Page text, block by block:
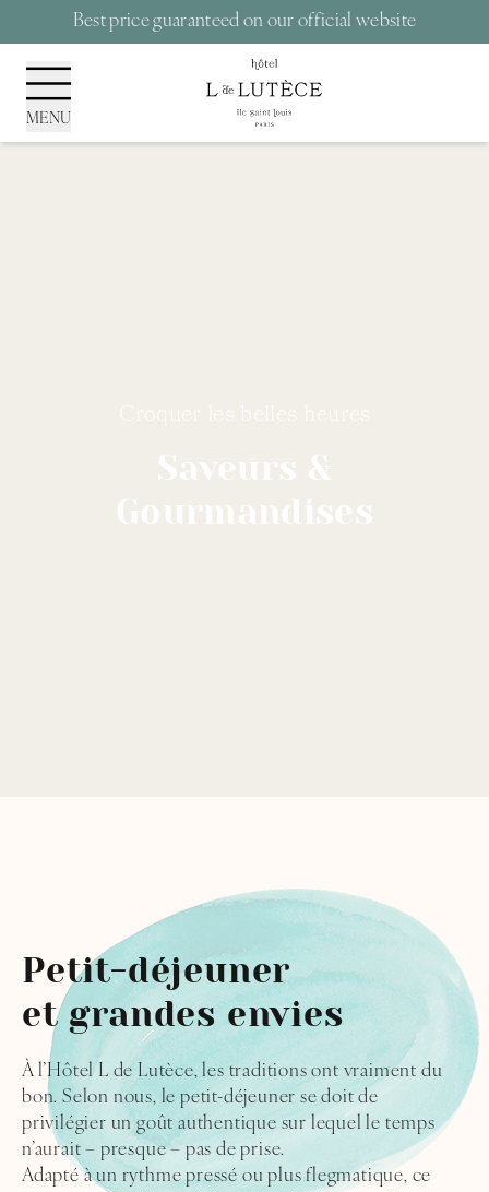
Best price guaranteed on our official website
MENU
Petit-déjeuner
et grandes envies
À l’Hôtel L de Lutèce, les traditions ont vraiment du
bon. Selon nous, le petit-déjeuner se doit de
privilégier un goût authentique sur lequel le temps
n’aurait – presque – pas de prise.
Adapté à un rythme pressé ou plus flegmatique, ce
Cookies management panel